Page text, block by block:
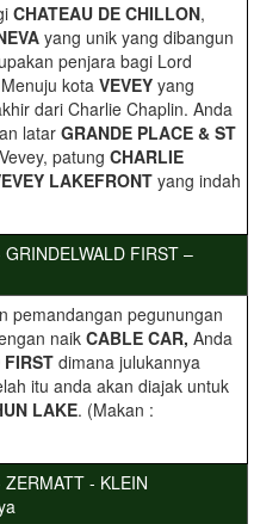
CHATEAU DE CHILLON,
yang unik yang dibangun
penjara bagi Lord
kota VEVEY yang
dari Charlie Chaplin. Anda
latar GRANDE PLACE & ST
patung CHARLIE
LAKEFRONT yang indah
FIRST –
pemandangan pegunungan
naik CABLE CAR, Anda
FIRST dimana julukannya
itu anda akan diajak untuk
LAKE. (Makan :
- KLEIN